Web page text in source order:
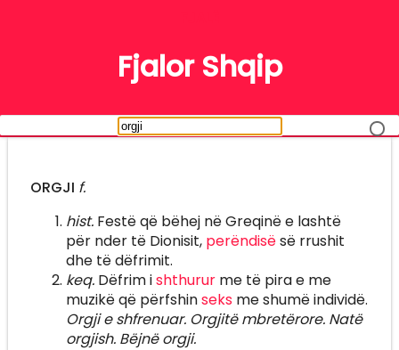
Fjalor Shqip
ORGJI f.
hist.Festë që bëhej në Greqinë e lashtë
për nder të Dionisit, perëndisësë rrushit
dhe të dëfrimit.
keq.Dëfrim ishthururme të pira e me
muzikë që përfshinseksme shumë individë.
Orgji e shfrenuar. Orgjitë mbretërore. Natë
orgjish. Bëjnë orgji.